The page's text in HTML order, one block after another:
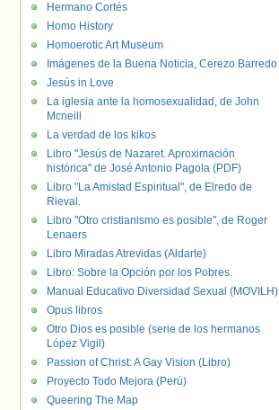
Hermano Cortés
Homo History
Homoerotic Art Museum
Imágenes de la Buena Noticia, Cerezo Barredo
Jesús in Love
La iglesia ante la homosexualidad, de John
Mcneill
La verdad de los kikos
Libro "Jesús de Nazaret. Aproximación
histórica" de José Antonio Pagola (PDF)
Libro "La Amistad Espiritual", de Elredo de
Rieval.
Libro "Otro cristianismo es posible", de Roger
Lenaers
Libro Miradas Atrevidas (Aldarte)
Libro: Sobre la Opción por los Pobres.
Manual Educativo Diversidad Sexual (MOVILH)
Opus libros
Otro Dios es posible (serie de los hermanos
López Vigil)
Passion of Christ: A Gay Vision (Libro)
Proyecto Todo Mejora (Perú)
Queering The Map